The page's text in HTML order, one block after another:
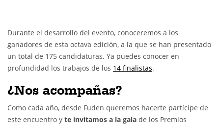
Durante el desarrollo del evento, conoceremos a los
ganadores de esta octava edición, a la que se han presentado
un total de 175 candidaturas. Ya puedes conocer en
profundidad los trabajos de los 14 finalistas.
¿Nos acompañas?
Como cada año, desde Fuden queremos hacerte partícipe de
este encuentro y te invitamos a la gala de los Premios